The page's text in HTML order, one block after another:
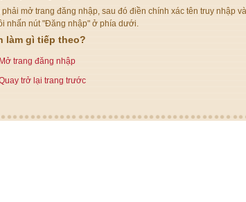
phải mở trang đăng nhập, sau đó điền chính xác tên truy nhập
nhấn nút "Đăng nhập" ở phía dưới.
làm gì tiếp theo?
Mở trang đăng nhập
trở lại trang trước